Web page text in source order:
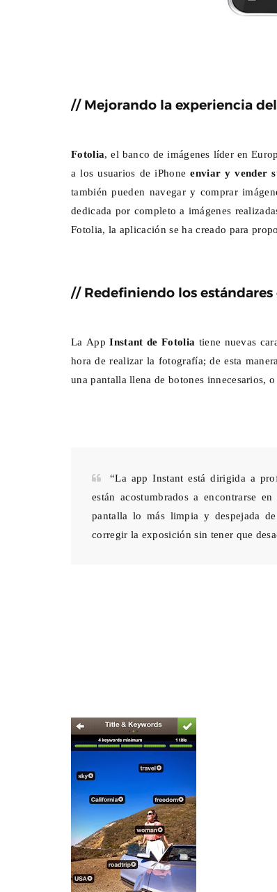
// Mejorando la experiencia
Fotolia, el banco de imágenes líder en
a los usuarios de iPhone enviar y vender
también pueden navegar y comprar
dedicada por completo a imágenes
Fotolia, la aplicación se ha creado para
// Redefiniendo los
La App Instant de Fotolia tiene nuevas
hora de realizar la fotografía; de esta
una pantalla llena de botones innecesarios,
“La app Instant está dirigida a
están acostumbrados a encontrarse
pantalla lo más limpia y despejada
corregir la exposición sin tener que